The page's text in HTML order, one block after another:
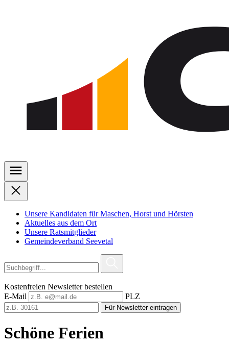
Unsere Kandidaten für Maschen, Horst und Hörsten
Aktuelles aus dem Ort
Unsere Ratsmitglieder
Gemeindeverband Seevetal
Kostenfreien Newsletter bestellen
E-Mail
PLZ
Für Newsletter eintragen
Schöne Ferien